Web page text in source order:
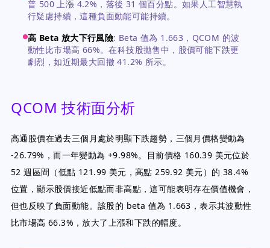
普 500 上漲 4.2%，落後 31 個百分點。如果人工智慧執
行疑慮持續，這種負面動能可能持續。
高 Beta 放大下行風險: Beta 值為 1.663，QCOM 的波
動性比市場高 66%。在科技股拋售中，股價可能下跌更
劇烈，如近期最大回撤 41.2% 所示。
QCOM 技術面分析
高通股價在過去三個月處於明顯下跌趨勢，三個月價格變動為
-26.79%，而一年變動為 +9.98%。目前價格 160.39 美元位於
52 週區間（低點 121.99 美元，高點 259.92 美元）的 38.4%
位置，顯示股價接近低點而非高點，這可能表明存在價值機會，
但也反映了負面動能。該股的 beta 值為 1.663，表示其波動性
比市場高 66.3%，放大了上漲和下跌的幅度。